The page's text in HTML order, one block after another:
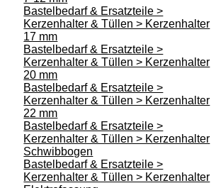
Bastelbedarf & Ersatzteile >
Kerzenhalter & Tüllen > Kerzenhalter
17 mm
Bastelbedarf & Ersatzteile >
Kerzenhalter & Tüllen > Kerzenhalter
20 mm
Bastelbedarf & Ersatzteile >
Kerzenhalter & Tüllen > Kerzenhalter
22 mm
Bastelbedarf & Ersatzteile >
Kerzenhalter & Tüllen > Kerzenhalter
Schwibbogen
Bastelbedarf & Ersatzteile >
Kerzenhalter & Tüllen > Kerzenhalter